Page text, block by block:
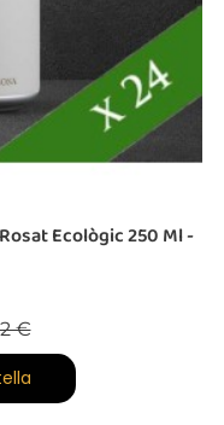
Ecològic 250 Ml -
€Preu